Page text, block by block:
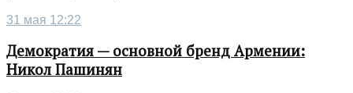
31 мая 12:22
Демократия — основной бренд Армении:
Никол Пашинян